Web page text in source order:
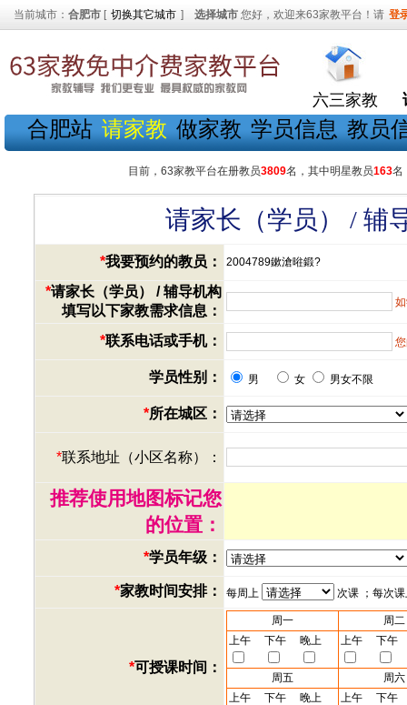
当前城市： 合肥市 [ 切换其它城市 ] 选择城市 您好，欢迎来63家教平台！请 登
六三家教
合肥站 请家教 做家教 学员信息 教员
目前，63家教平台在册教员3809名，其中明星教员163名
请家长（学员） / 辅
*我要预约的教员： 2004789鏉滄暀鍛?
*请家长（学员） / 辅导机构
填写以下家教需求信息：
*联系电话或手机：
学员性别： 男 女 男女不限
*所在城区：
*联系地址（小区名称）：
推荐使用地图标记您
的位置：
*学员年级：
*家教时间安排： 每周上 次课 ；每次
*可授课时间：
周一
周二
上午
下午 晚上 上午 下午
周五
周六
上午
下午 晚上 上午 下午